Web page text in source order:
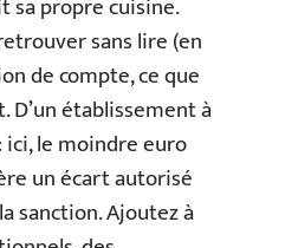
sa propre cuisine.
sans lire (en
de compte, ce que
D’un établissement à
ici, le moindre euro
un écart autorisé
sanction. Ajoutez à